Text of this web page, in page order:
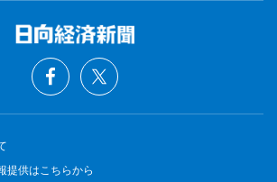
提供はこちらから